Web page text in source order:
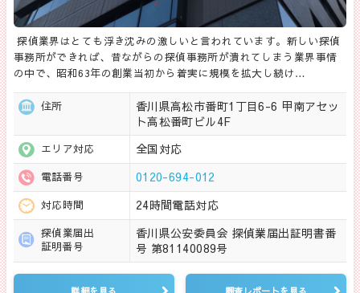
探偵業界はとても浮き沈みの激しいと言われています。新しい探偵
事務所ができれば、昔ながらの探偵事務所が潰れてしまう業界事情
の中で、昭和63年の創業当初から着実に規模を拡大し続け…
住所
香川県高松市番町1丁目6-6 甲南アセッ
ト高松番町ビル4F
エリア対応 全国対応
電話番号 0120-694-012
対応時間 24時間電話対応
探偵業届出
証明番号
香川県公安委員会 探偵業届出証明書番
号 第81140089号